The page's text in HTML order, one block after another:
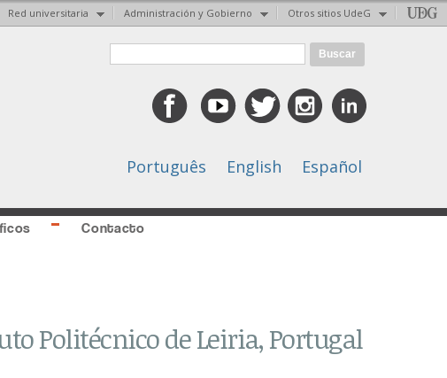
Red universitaria Administración y Gobierno Otros sitios UdeG
Formulario de búsqueda
Português English Español
Contacto
Politécnico de Leiria, Portugal